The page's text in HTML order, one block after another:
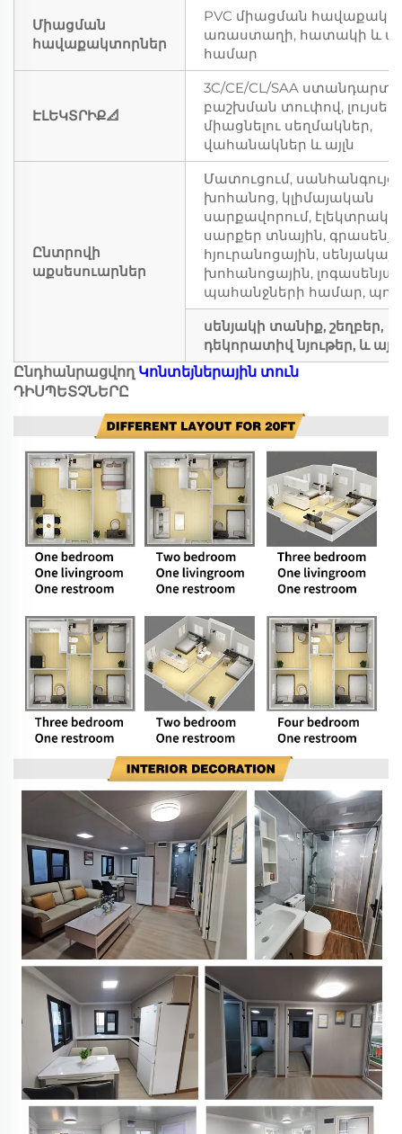
Միացման
հավաքակտորներ
PVC միացման
առաստաղի, հատակի և
համար
ԷԼԵԿՏՐԻՔ📐
3C/CE/CL/SAA ստանդարտ,
բաշխման տուփով, լույսեր,
միացնելու սեղմակներ,
վահանակներ և այլն
Ընտրովի
աքսեսուարներ
Մատուցում, սանհանգույց,
խոհանոց, կլիմայական
սարքավորում,
սարքեր տնային,
հյուրանոցային,
խոհանոցային,
պահանջների համար,
սենյակի տանիք, շեղբեր,
դեկորատիվ նյութեր, և այլն
Ընդհանրացվող Կոնտեյներային տուն
ԴԻՍՊԵՏՉՆԵՐԸ